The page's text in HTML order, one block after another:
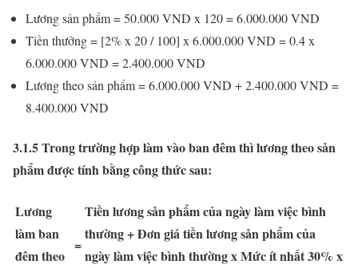
Lương sản phẩm = 50.000 VND x 120 = 6.000.000 VND
Tiền thưởng = [2% x 20 / 100] x 6.000.000 VND = 0.4 x
6.000.000 VND = 2.400.000 VND
Lương theo sản phẩm = 6.000.000 VND + 2.400.000 VND =
8.400.000 VND
3.1.5 Trong trường hợp làm vào ban đêm thì lương theo sản
phẩm được tính bằng công thức sau:
Lương
làm ban
đêm theo
=
Tiền lương sản phẩm của ngày làm việc bình
thường + Đơn giá tiền lương sản phẩm của
ngày làm việc bình thường x Mức ít nhất 30% x